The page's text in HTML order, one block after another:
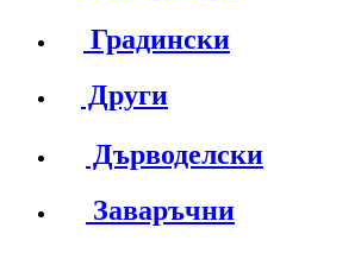
Градински
Други
Дърводелски
Заваръчни